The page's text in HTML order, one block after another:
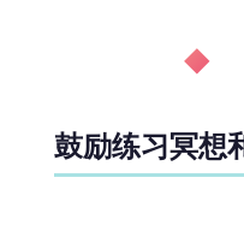
◆
鼓励练习冥想